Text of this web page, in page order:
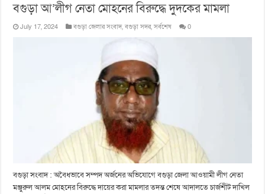
বগুড়া আ’লীগ নেতা মোহনের বিরুদ্ধে দুদকের মামলা
July 17, 2024 বগুড়া জেলার সংবাদ,বগুড়া সদর,সর্বশেষ 0
বগুড়া সংবাদ : অবৈধভাবে সম্পদ অর্জনের অভিযোগে বগুড়া জেলা আওয়ামী লীগ নেতা
মঞ্জুরুল আলম মোহনের বিরুদ্ধে দায়ের করা মামলার তদন্ত শেষে আদালতে চার্জশীট দাখিল